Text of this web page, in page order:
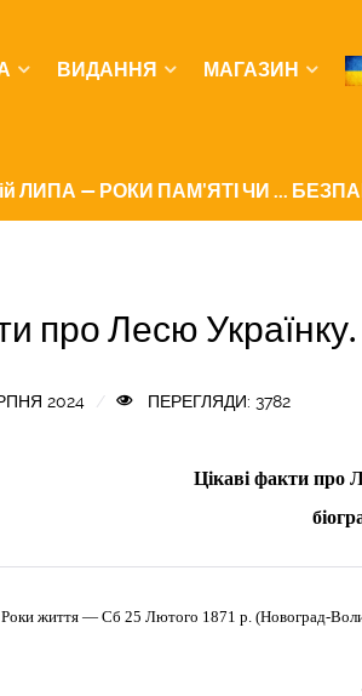
ВИДАННЯ МАГАЗИН
ЛИПА — РОКИ ПАМ'ЯТІ ЧИ ...
про Лесю Українку.
2024 ПЕРЕГЛЯДИ: 3782
Цікаві факти про
Роки життя — Сб 25 Лютого 1871 р. (Новоград-